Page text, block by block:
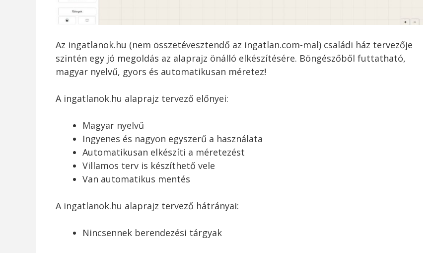
Az ingatlanok.hu (nem összetévesztendő az ingatlan.com-mal) családi ház tervezője
szintén egy jó megoldás az alaprajz önálló elkészítésére. Böngészőből futtatható,
magyar nyelvű, gyors és automatikusan méretez!
A ingatlanok.hu alaprajz tervező előnyei:
Magyar nyelvű
Ingyenes és nagyon egyszerű a használata
Automatikusan elkészíti a méretezést
Villamos terv is készíthető vele
Van automatikus mentés
A ingatlanok.hu alaprajz tervező hátrányai:
Nincsennek berendezési tárgyak